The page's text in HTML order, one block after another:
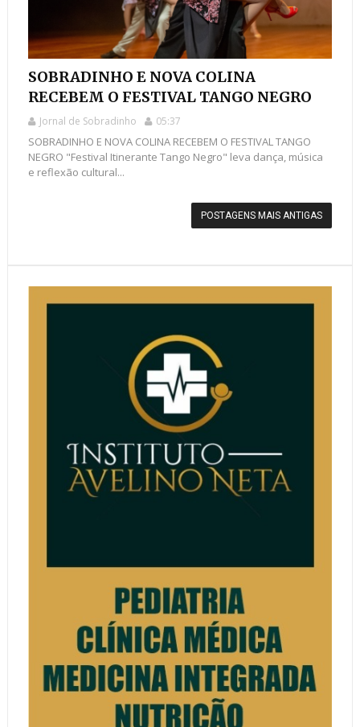
SOBRADINHO E NOVA COLINA
RECEBEM O FESTIVAL TANGO NEGRO
Jornal de Sobradinho 05:37
SOBRADINHO E NOVA COLINA RECEBEM O FESTIVAL TANGO
NEGRO "Festival Itinerante Tango Negro" leva dança, música
e reflexão cultural...
POSTAGENS MAIS ANTIGAS